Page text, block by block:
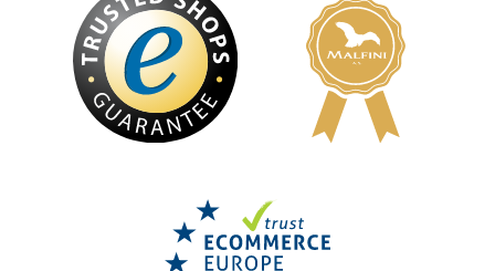
Kapselgehörschützer 3M PELTOR OPTIME I
28,75 €